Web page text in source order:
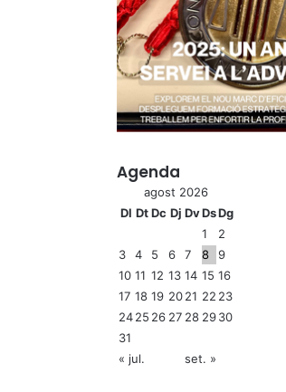
Agenda
agost 2026
Dl Dt Dc Dj DvDsDg
1
2
3
4 5 6 7 8
9
10 11 12 13 14 15 16
17 18 19 2021 22 23
2425 26 27 28 2930
31
« jul.
set. »